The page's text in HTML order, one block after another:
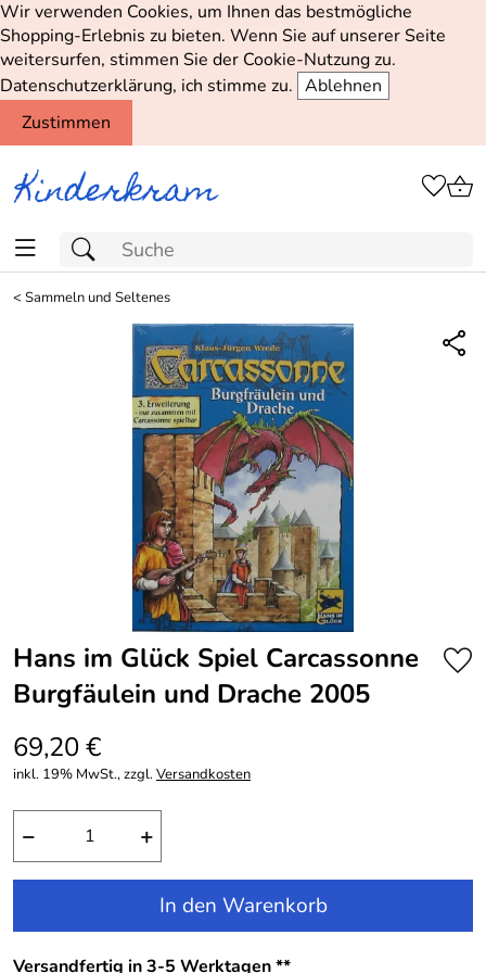
Wir verwenden Cookies, um Ihnen das bestmögliche
Shopping-Erlebnis zu bieten. Wenn Sie auf unserer Seite
weitersurfen, stimmen Sie der Cookie-Nutzung zu.
Datenschutzerklärung, ich stimme zu. Ablehnen
Zustimmen
<Sammeln und Seltenes
Hans im Glück Spiel Carcassonne
Burgfäulein und Drache 2005
69,20 €
inkl. 19% MwSt., zzgl.Versandkosten
− +
In den Warenkorb
Versandfertig in 3-5 Werktagen **